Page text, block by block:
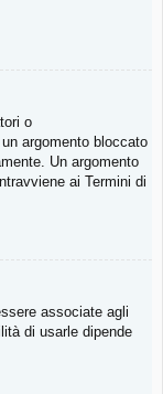
o
argomento bloccato
Un argomento
ai Termini di
associate agli
di usarle dipende